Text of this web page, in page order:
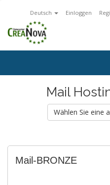
Deutsch Einloggen
Mail
Wählen Sie eine
Mail-BRONZE